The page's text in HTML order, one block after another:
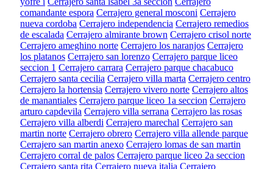
comandante espora Cerrajero general mosconi Cerrajero
nueva cordoba Cerrajero independencia Cerrajero remedios
de escalada Cerrajero almirante brown Cerrajero crisol norte
Cerrajero ameghino norte Cerrajero los naranjos Cerrajero
los platanos Cerrajero san lorenzo Cerrajero parque liceo
seccion 1 Cerrajero carrara Cerrajero parque chacabuco
Cerrajero santa cecilia Cerrajero villa marta Cerrajero centro
Cerrajero la hortensia Cerrajero vivero norte Cerrajero altos
de manantiales Cerrajero parque liceo 1a seccion Cerrajero
arturo capdevila Cerrajero villa serrana Cerrajero las rosas
Cerrajero villa alberdi Cerrajero marechal Cerrajero san
martin norte Cerrajero obrero Cerrajero villa allende parque
Cerrajero san martin anexo Cerrajero lomas de san martin
Cerrajero corral de palos Cerrajero parque liceo 2a seccion
Cerrajero santa rita Cerrajero nueva italia Cerrajero